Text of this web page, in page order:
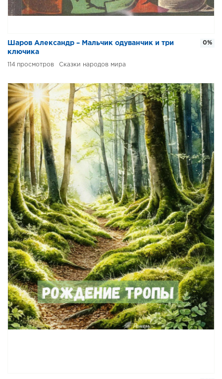
Шаров Александр – Мальчик одуванчик и три
ключика
114 Сказки народов мира
0%